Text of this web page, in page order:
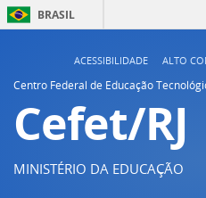
BRASIL
ACESSIBILIDADE ALTO
Centro Federal de Educação
Cefet/RJ
MINISTÉRIO DA EDUCAÇÃO